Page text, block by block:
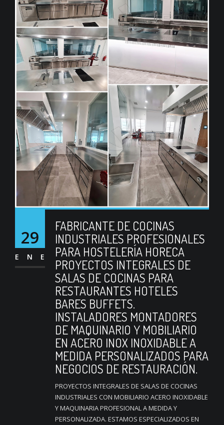
29
ENE
FABRICANTE DE COCINAS
INDUSTRIALES PROFESIONALES
PARA HOSTELERÍA HORECA
PROYECTOS INTEGRALES DE
SALAS DE COCINAS PARA
RESTAURANTES HOTELES
BARES BUFFETS.
INSTALADORES MONTADORES
DE MAQUINARIO Y MOBILIARIO
EN ACERO INOX INOXIDABLE A
MEDIDA PERSONALIZADOS PARA
NEGOCIOS DE RESTAURACIÓN.
PROYECTOS INTEGRALES DE SALAS DE COCINAS
INDUSTRIALES CON MOBILIARIO ACERO INOXIDABLE
Y MAQUINARIA PROFESIONAL A MEDIDA Y
PERSONALIZADA. ESTAMOS ESPECIALIZADOS EN